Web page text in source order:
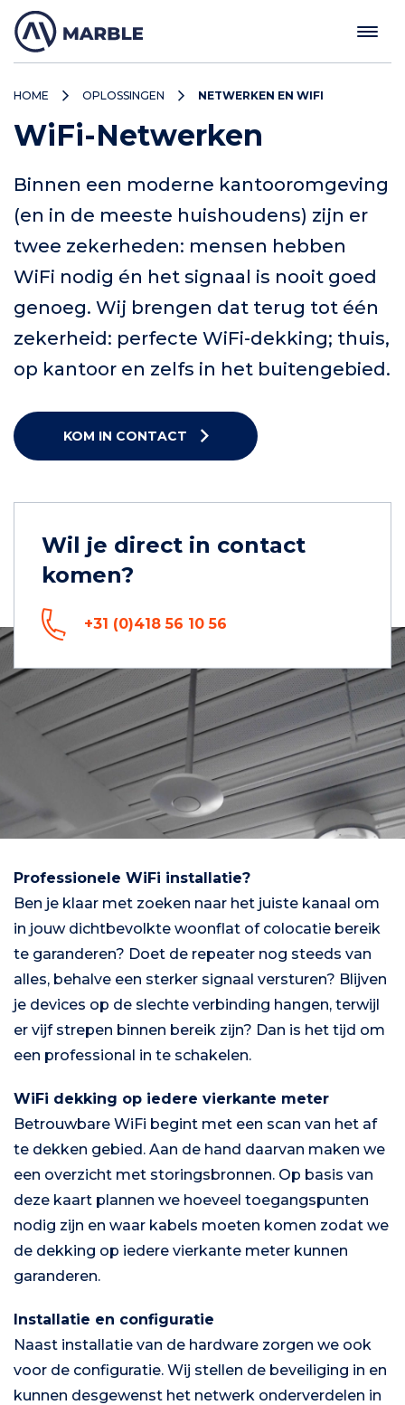
HOME OPLOSSINGEN NETWERKEN EN WIFI
WiFi-Netwerken
Binnen een moderne kantooromgeving
(en in de meeste huishoudens) zijn er
twee zekerheden: mensen hebben
WiFi nodig én het signaal is nooit goed
genoeg. Wij brengen dat terug tot één
zekerheid: perfecte WiFi-dekking; thuis,
op kantoor en zelfs in het buitengebied.
KOM IN CONTACT
Wil je direct in contact
komen?
+31 (0)418 56 10 56
Professionele WiFi installatie?
Ben je klaar met zoeken naar het juiste kanaal om
in jouw dichtbevolkte woonflat of colocatie bereik
te garanderen? Doet de repeater nog steeds van
alles, behalve een sterker signaal versturen? Blijven
je devices op de slechte verbinding hangen, terwijl
er vijf strepen binnen bereik zijn? Dan is het tijd om
een professional in te schakelen.
WiFi dekking op iedere vierkante meter
Betrouwbare WiFi begint met een scan van het af
te dekken gebied. Aan de hand daarvan maken we
een overzicht met storingsbronnen. Op basis van
deze kaart plannen we hoeveel toegangspunten
nodig zijn en waar kabels moeten komen zodat we
de dekking op iedere vierkante meter kunnen
garanderen.
Installatie en configuratie
Naast installatie van de hardware zorgen we ook
voor de configuratie. Wij stellen de beveiliging in en
kunnen desgewenst het netwerk onderverdelen in